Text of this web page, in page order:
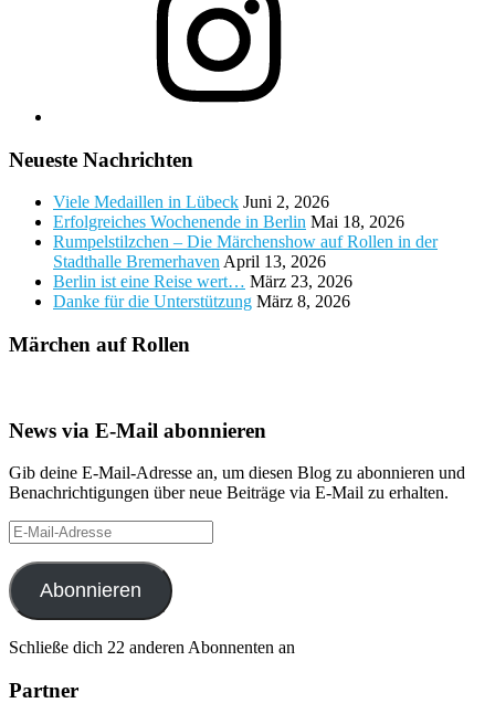
Neueste Nachrichten
Viele Medaillen in Lübeck Juni 2, 2026
Erfolgreiches Wochenende in Berlin Mai 18, 2026
Rumpelstilzchen – Die Märchenshow auf Rollen in der
Stadthalle Bremerhaven April 13, 2026
Berlin ist eine Reise wert… März 23, 2026
Danke für die Unterstützung März 8, 2026
Märchen auf Rollen
News via E-Mail abonnieren
Gib deine E-Mail-Adresse an, um diesen Blog zu abonnieren und
Benachrichtigungen über neue Beiträge via E-Mail zu erhalten.
E-
Mail-
Adresse
Abonnieren
Schließe dich 22 anderen Abonnenten an
Partner